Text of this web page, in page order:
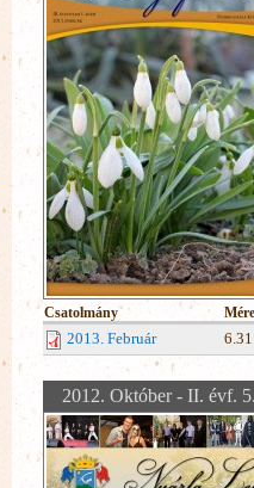
Csatolmány
2013. Február
2012. Október - II. évf.